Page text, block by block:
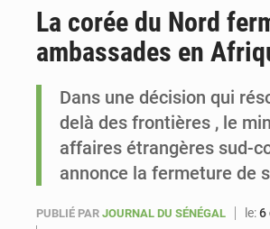
La corée du Nord
ambassades en
Dans une décision qui
delà des frontières , le
affaires étrangères sud-
annonce la fermeture de
PUBLIÉ PAR JOURNAL DU SÉNÉGAL le:6